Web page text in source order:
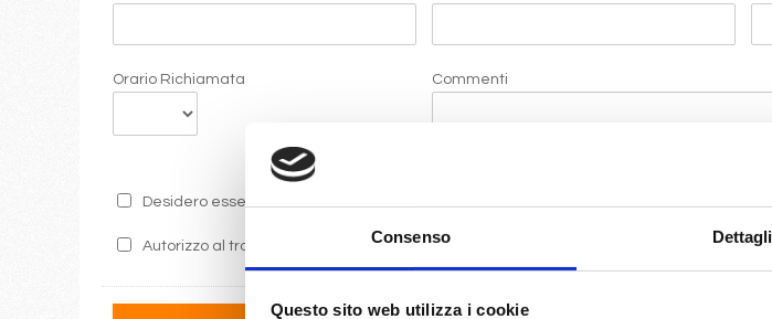
Consenso Dettagli
Questo sito web utilizza i cookie
Orario Richiamata Commenti
Desidero essere informato sulle ultime promozioni di LeCrociere.
Autorizzo al trattamento dei miei dati secondo i termini di legge (D.Lgs 196/2003)